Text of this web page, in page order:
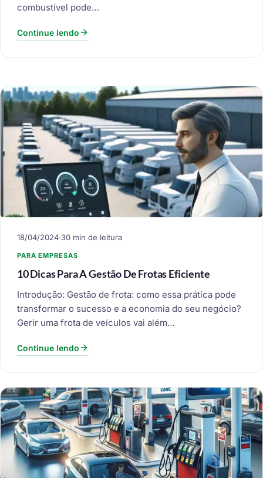
combustível pode…
Continue lendo
18/04/2024·30 min de leitura
PARA EMPRESAS
10 Dicas Para A Gestão De Frotas Eficiente
Introdução: Gestão de frota: como essa prática pode
transformar o sucesso e a economia do seu negócio?
Gerir uma frota de veículos vai além…
Continue lendo